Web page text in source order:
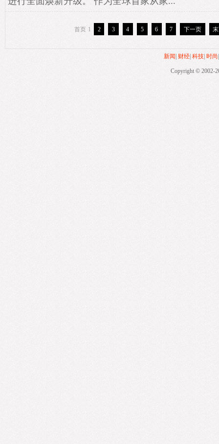
首页 1 2 3 4 5 6 7 下一页
新闻 财经| 科技| 时尚
Copyright © 2002-